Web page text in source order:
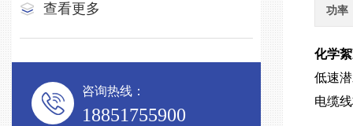
查看更多
咨询热线：
18851755900
功率
化学
低速
电缆